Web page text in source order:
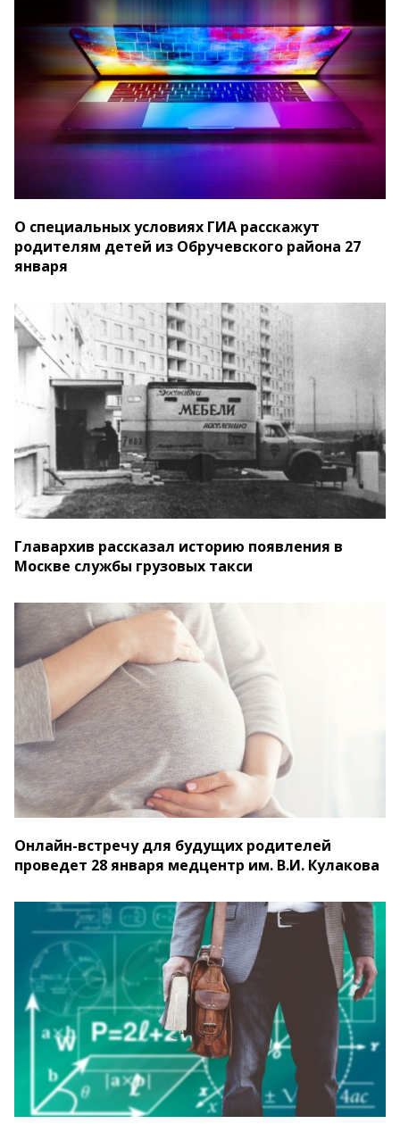
О специальных условиях ГИА расскажут
родителям детей из Обручевского района 27
января
Главархив рассказал историю появления в
Москве службы грузовых такси
Онлайн-встречу для будущих родителей
проведет 28 января медцентр им. В.И. Кулакова